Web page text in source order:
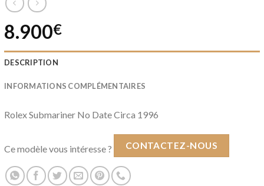
8.900€
DESCRIPTION
INFORMATIONS COMPLÉMENTAIRES
Rolex Submariner No Date Circa 1996
Ce modèle vous intéresse ? CONTACTEZ-NOUS